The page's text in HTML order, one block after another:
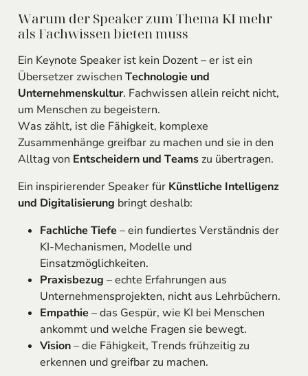
Warum der Speaker zum Thema KI mehr
als Fachwissen bieten muss
Ein Keynote Speaker ist kein Dozent – er ist ein
Übersetzer zwischen Technologie und
Unternehmenskultur. Fachwissen allein reicht nicht,
um Menschen zu begeistern.
Was zählt, ist die Fähigkeit, komplexe
Zusammenhänge greifbar zu machen und sie in den
Alltag von Entscheidern und Teamszu übertragen.
Ein inspirierender Speaker für Künstliche Intelligenz
und Digitalisierung bringt deshalb:
Fachliche Tiefe– ein fundiertes Verständnis der
KI-Mechanismen, Modelle und
Einsatzmöglichkeiten.
Praxisbezug – echte Erfahrungen aus
Unternehmensprojekten, nicht aus Lehrbüchern.
Empathie– das Gespür, wie KI bei Menschen
ankommt und welche Fragen sie bewegt.
Vision– die Fähigkeit, Trends frühzeitig zu
erkennen und greifbar zu machen.